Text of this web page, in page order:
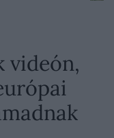
videón,